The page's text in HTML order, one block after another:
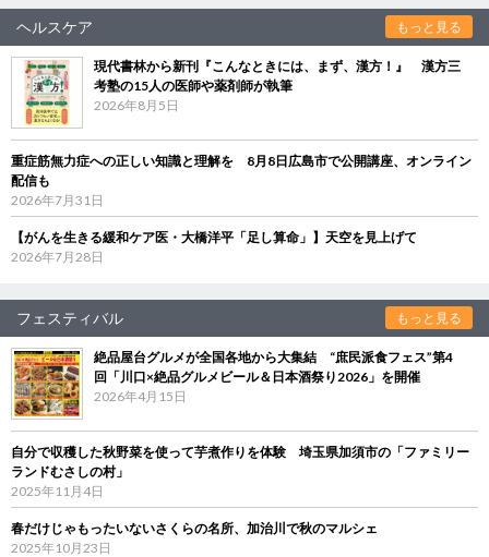
ヘルスケア もっと見る
現代書林から新刊『こんなときには、まず、漢方！』 漢方三
考塾の15人の医師や薬剤師が執筆
2026年8月5日
重症筋無力症への正しい知識と理解を 8月8日広島市で公開講座、オンライン
配信も
2026年7月31日
【がんを生きる緩和ケア医・大橋洋平「足し算命」】天空を見上げて
2026年7月28日
フェスティバル もっと見る
絶品屋台グルメが全国各地から大集結 “庶民派食フェス”第4
回「川口×絶品グルメビール＆日本酒祭り2026」を開催
2026年4月15日
自分で収穫した秋野菜を使って芋煮作りを体験 埼玉県加須市の「ファミリー
ランドむさしの村」
2025年11月4日
春だけじゃもったいないさくらの名所、加治川で秋のマルシェ
2025年10月23日